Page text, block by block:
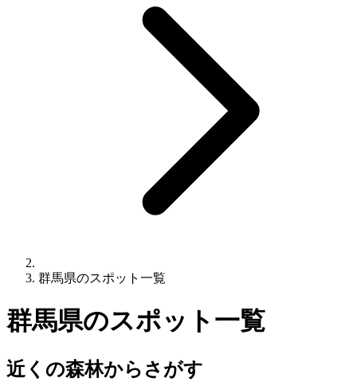
群馬県のスポット一覧
群馬県のスポット一覧
近くの森林からさがす